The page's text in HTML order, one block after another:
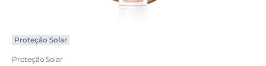
Proteção Solar
Proteção Solar